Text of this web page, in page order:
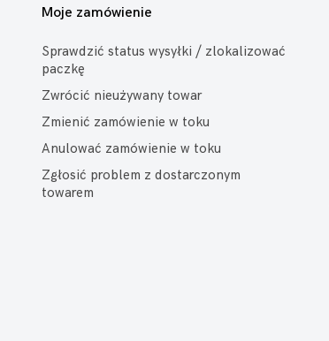
Moje zamówienie
Sprawdzić status wysyłki / zlokalizować
paczkę
Zwrócić nieużywany towar
Zmienić zamówienie w toku
Anulować zamówienie w toku
Zgłosić problem z dostarczonym
towarem